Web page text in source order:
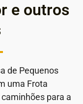
e outros
de Pequenos
uma Frota
para a